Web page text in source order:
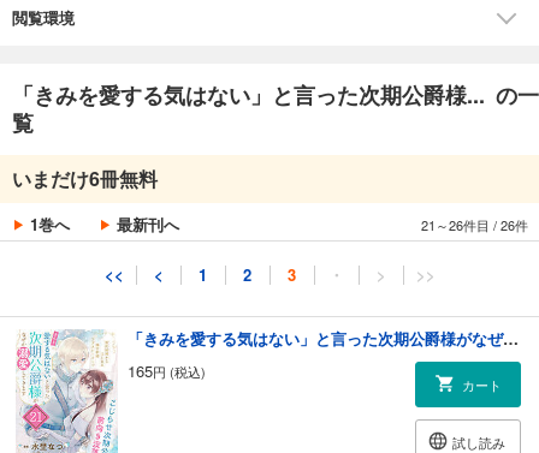
閲覧環境
「きみを愛する気はない」と言った次期公爵様... の一
覧
いまだけ6冊無料
1巻へ 最新刊へ 21～26件目 /26件
<< < 1 2 3 ・ > >>
試し読み
165円 (税込)
「きみを愛する気はない」と言った次期公爵様がなぜか溺愛してきます（単話版）第21話
165円 (税込)
カート
試し読み